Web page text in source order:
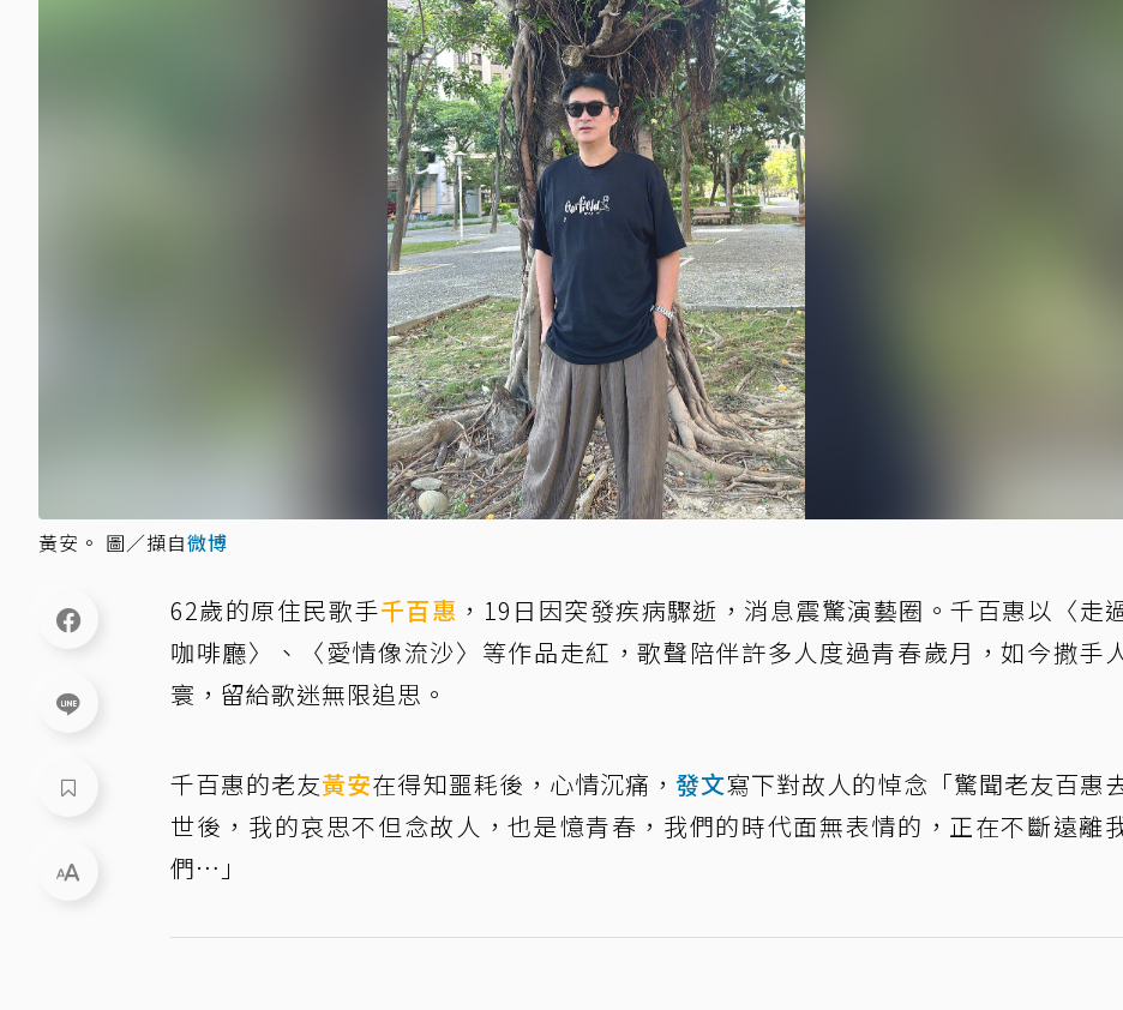
黃安。 圖／擷自微博
62歲的原住民歌手千百惠 ，19日因突發疾病驟逝，消息震驚演藝圈。千百惠以〈走
咖啡廳〉、〈愛情像流沙〉等作品走紅，歌聲陪伴許多人度過青春歲月，如今撒手
寰，留給歌迷無限追思。
千百惠的老友黃安在得知噩耗後，心情沉痛，發文寫下對故人的悼念「驚聞老友百惠
世後，我的哀思不但念故人，也是憶青春，我們的時代面無表情的，正在不斷遠離
們…」